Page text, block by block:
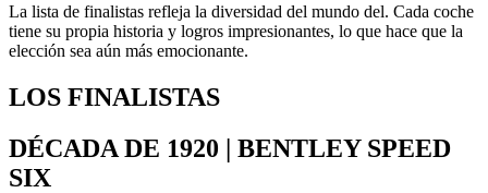
La lista de finalistas refleja la diversidad del mundo del. Cada coche
tiene su propia historia y logros impresionantes, lo que hace que la
elección sea aún más emocionante.
LOS FINALISTAS
DÉCADA DE 1920 | BENTLEY SPEED
SIX